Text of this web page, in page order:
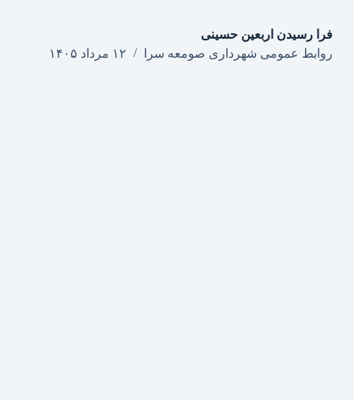
فرا رسیدن اربعین حسینی
روابط عمومی شهرداری صومعه سرا
۱۲ مرداد ۱۴۰۵